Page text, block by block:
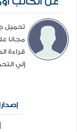
تحميل
قراءة
إلي